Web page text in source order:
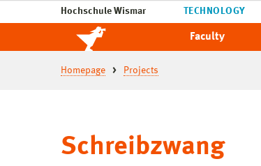
Hochschule Wismar TECHNOLOGY
Faculty
Homepage Projects
Schreibzwang